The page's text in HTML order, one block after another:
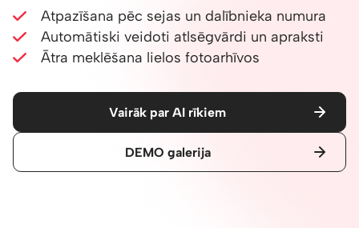
Atpazīšana pēc sejas un dalībnieka numura
Automātiski veidoti atlsēgvārdi un apraksti
Ātra meklēšana lielos fotoarhīvos
Vairāk par AI rīkiem
DEMO galerija